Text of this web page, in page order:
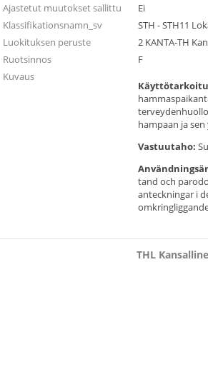
Ajastetut muutokset sallittu
Ei
Klassifikationsnamn_sv
STH - STH11
Luokituksen peruste
2 KANTA-TH
Ruotsinnos
F
Kuvaus
hampaan ja
Vastuutaho:
tand och
anteckningar i
THL